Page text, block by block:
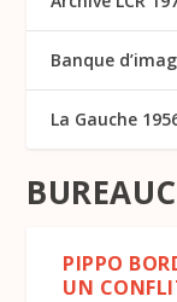
PIPPO
UN
Banque
La Gauche